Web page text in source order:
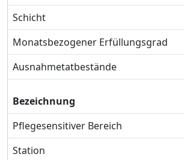
Schicht
Monatsbezogener Erfüllungsgrad
Ausnahmetatbestände
Bezeichnung
Pflegesensitiver Bereich
Station